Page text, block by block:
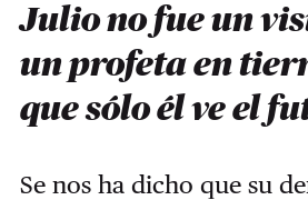
Julio no fue un
un profeta en
que sólo él ve el
Se nos ha dicho que su